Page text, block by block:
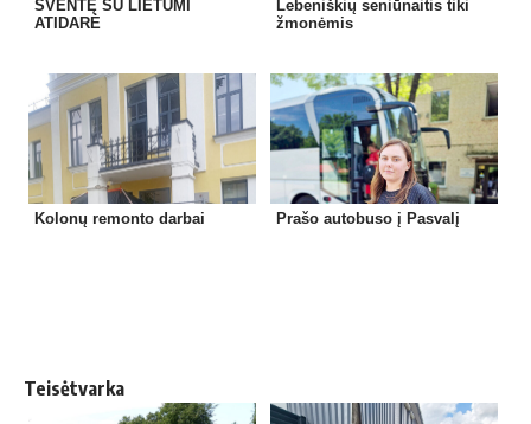
ŠVENTĘ SU LIETUMI
ATIDARĖ
Lebeniškių seniūnaitis tiki
žmonėmis
Kolonų remonto darbai Prašo autobuso į Pasvalį
Teisėtvarka